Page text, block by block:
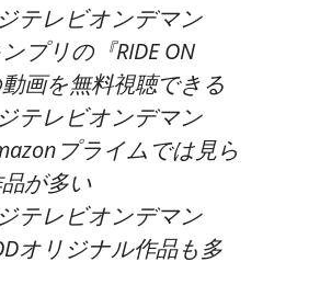
テレビオンデマン
プリの『RIDE ON
動画を無料視聴できる
テレビオンデマン
プライムでは見ら
が多い
テレビオンデマン
オリジナル作品も多